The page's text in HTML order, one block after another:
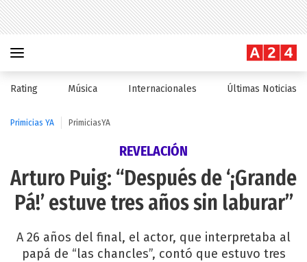
Rating Música Internacionales Últimas Noticias
Primicias YA PrimiciasYA
REVELACIÓN
Arturo Puig: “Después de ‘¡Grande
Pá!’ estuve tres años sin laburar”
A 26 años del final, el actor, que interpretaba al
papá de “las chancles”, contó que estuvo tres